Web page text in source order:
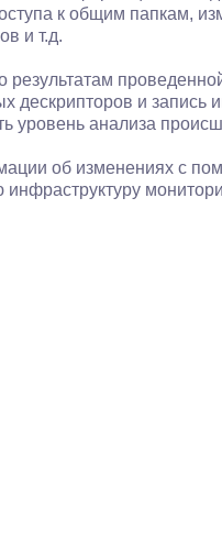
к общим папкам,
и т.д.
дескрипторов и запись
уровень анализа
об изменениях с